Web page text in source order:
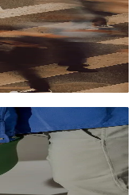
zó pas je het